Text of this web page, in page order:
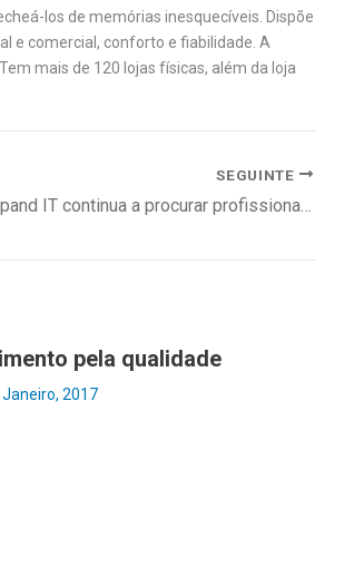
los de memórias inesquecíveis. Dispõe
e comercial, conforto e fiabilidade. A
mais de 120 lojas físicas, além da loja
SEGUINTE
Xpand IT continua a procurar profissionais de TI
pela qualidade
Janeiro, 2017